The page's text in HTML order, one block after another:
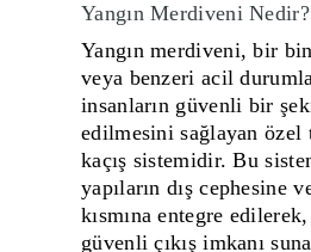
Yangın Merdiveni Nedir?
Yangın merdiveni, bir
veya benzeri acil
insanların güvenli bir
edilmesini sağlayan özel
kaçış sistemidir. Bu
yapıların dış cephesine
kısmına entegre
güvenli çıkış imkanı